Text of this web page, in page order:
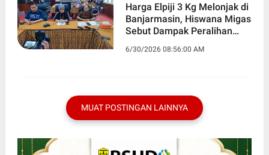
Harga Elpiji 3 Kg Melonjak di
Banjarmasin, Hiswana Migas
Sebut Dampak Peralihan
6/30/2026 08:56:00 AM
MUAT POSTINGAN LAINNYA